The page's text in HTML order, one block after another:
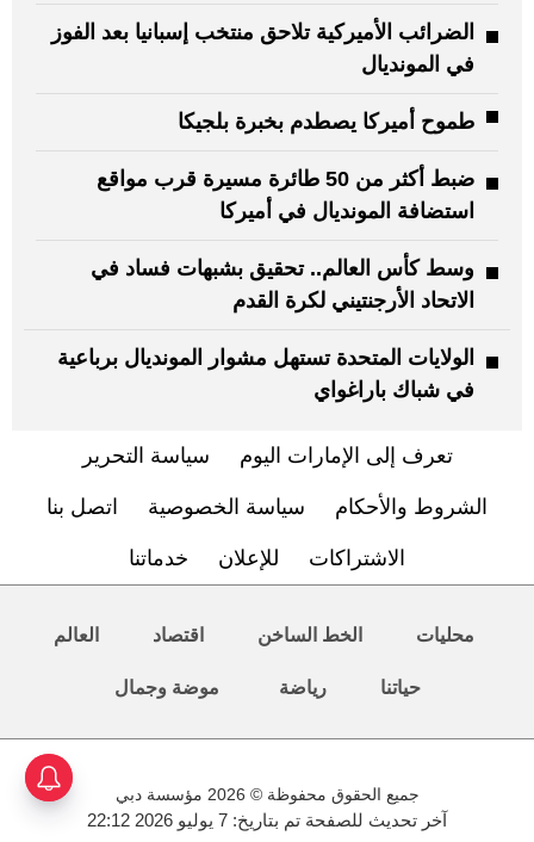
الضرائب الأميركية تلاحق منتخب إسبانيا بعد الفوز
في المونديال
طموح أميركا يصطدم بخبرة بلجيكا
ضبط أكثر من 50 طائرة مسيرة قرب مواقع
استضافة المونديال في أميركا
وسط كأس العالم.. تحقيق بشبهات فساد في
الاتحاد الأرجنتيني لكرة القدم
الولايات المتحدة تستهل مشوار المونديال برباعية
في شباك باراغواي
تعرف إلى الإمارات اليوم سياسة التحرير
الشروط والأحكام سياسة الخصوصية اتصل بنا
الاشتراكات للإعلان خدماتنا
محليات الخط الساخن اقتصاد العالم
حياتنا رياضة موضة وجمال
جميع الحقوق محفوظة © 2026 مؤسسة دبي
آخر تحديث للصفحة تم بتاريخ: 7 يوليو 2026 22:12